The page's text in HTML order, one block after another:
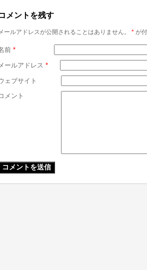
メントを残す
ールアドレスが公開されることはありません。 * が
前 *
ールアドレス *
ェブサイト
メント